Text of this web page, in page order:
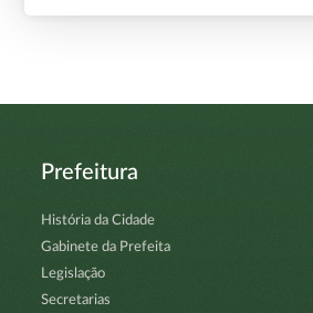
Prefeitura
História da Cidade
Gabinete da Prefeita
Legislação
Secretarias